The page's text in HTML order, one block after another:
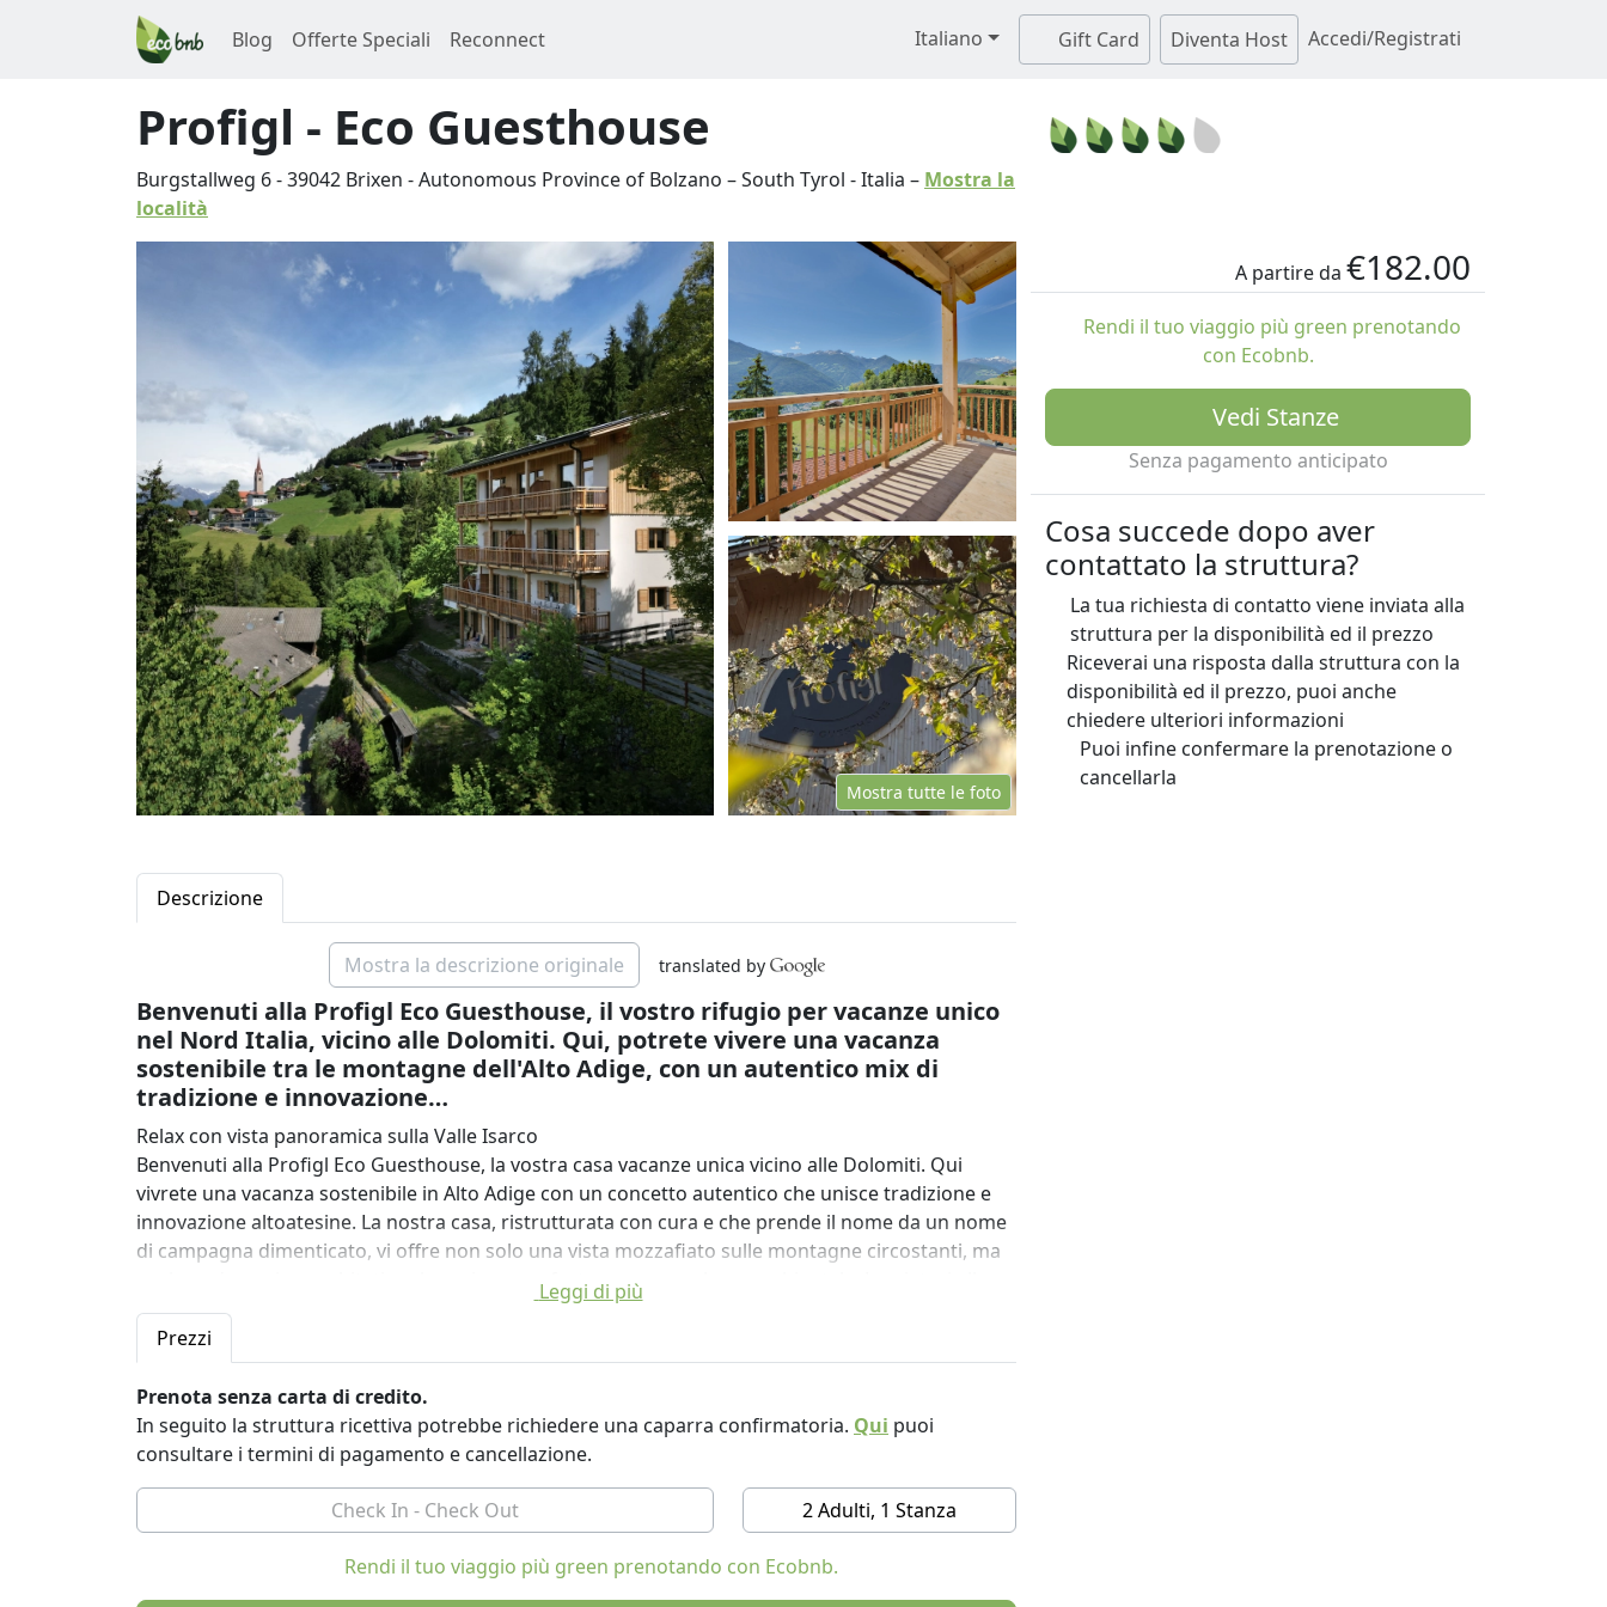
Blog Offerte Speciali Reconnect Italiano Gift Card Diventa Host Accedi/Registrati
Profigl - Eco Guesthouse
Burgstallweg 6-39042 Brixen -Autonomous Province of Bolzano – South Tyrol -Italia – Mostra la
località
Mostra tutte le foto
Descrizione
Mostra la descrizione originale translated by
Benvenuti alla Profigl Eco Guesthouse, il vostro rifugio per vacanze unico
nel Nord Italia, vicino alle Dolomiti. Qui, potrete vivere una vacanza
sostenibile tra le montagne dell'Alto Adige, con un autentico mix di
tradizione e innovazione…
Relax con vista panoramica sulla Valle Isarco
Benvenuti alla Profigl Eco Guesthouse, la vostra casa vacanze unica vicino alle Dolomiti. Qui
vivrete una vacanza sostenibile in Alto Adige con un concetto autentico che unisce tradizione e
innovazione altoatesine. La nostra casa, ristrutturata con cura e che prende il nome da un nome
di campagna dimenticato, vi offre non solo una vista mozzafiato sulle montagne circostanti, ma
anche un'esperienza abitativa che unisce comfort e consapevolezza ambientale. Lasciatevi alle
spalle la vita quotidiana e godetevi una vacanza in Alto Adige in un alloggio che dà senza togliere.
Filosofia e punti di forza:
- Appartamenti vacanze sostenibili in Alto Adige con materiali riciclati
- Vista panoramica su Bressanone e la Valle Isarco
- Posizione tranquilla con accesso diretto a sentieri escursionistici e ciclabili
- Concetto abitativo ecosostenibile con pareti in argilla e isolamento in lana di legno
- Mobili riciclati e materiali naturali per un clima interno sano
- Sorgente di acqua potabile in loco con acqua della Plose
- Perfetto per gli amanti della natura e per chi cerca relax
Leggi di più
Prezzi
Prenota senza carta di credito.
In seguito la struttura ricettiva potrebbe richiedere una caparra confirmatoria. Qui puoi
consultare i termini di pagamento e cancellazione.
2 Adulti, 1 Stanza
Rendi il tuo viaggio più green prenotando con Ecobnb.
A partire da €182.00
Rendi il tuo viaggio più green prenotando
con Ecobnb.
Vedi Stanze
Senza pagamento anticipato
Cosa succede dopo aver
contattato la struttura?
La tua richiesta di contatto viene inviata alla
struttura per la disponibilità ed il prezzo
Riceverai una risposta dalla struttura con la
disponibilità ed il prezzo, puoi anche
chiedere ulteriori informazioni
Puoi infine confermare la prenotazione o
cancellarla